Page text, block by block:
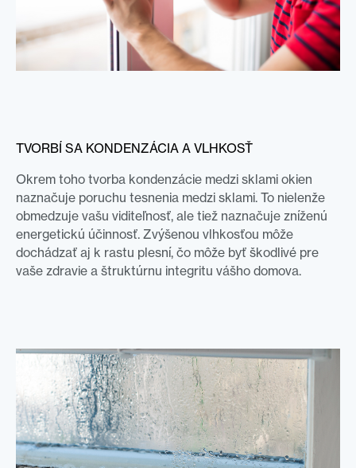
TVORBÍ SA KONDENZÁCIA A VLHKOSŤ
Okrem toho tvorba kondenzácie medzi sklami okien
naznačuje poruchu tesnenia medzi sklami. To nielenže
obmedzuje vašu viditeľnosť, ale tiež naznačuje zníženú
energetickú účinnosť. Zvýšenou vlhkosťou môže
dochádzať aj k rastu plesní, čo môže byť škodlivé pre
vaše zdravie a štruktúrnu integritu vášho domova.